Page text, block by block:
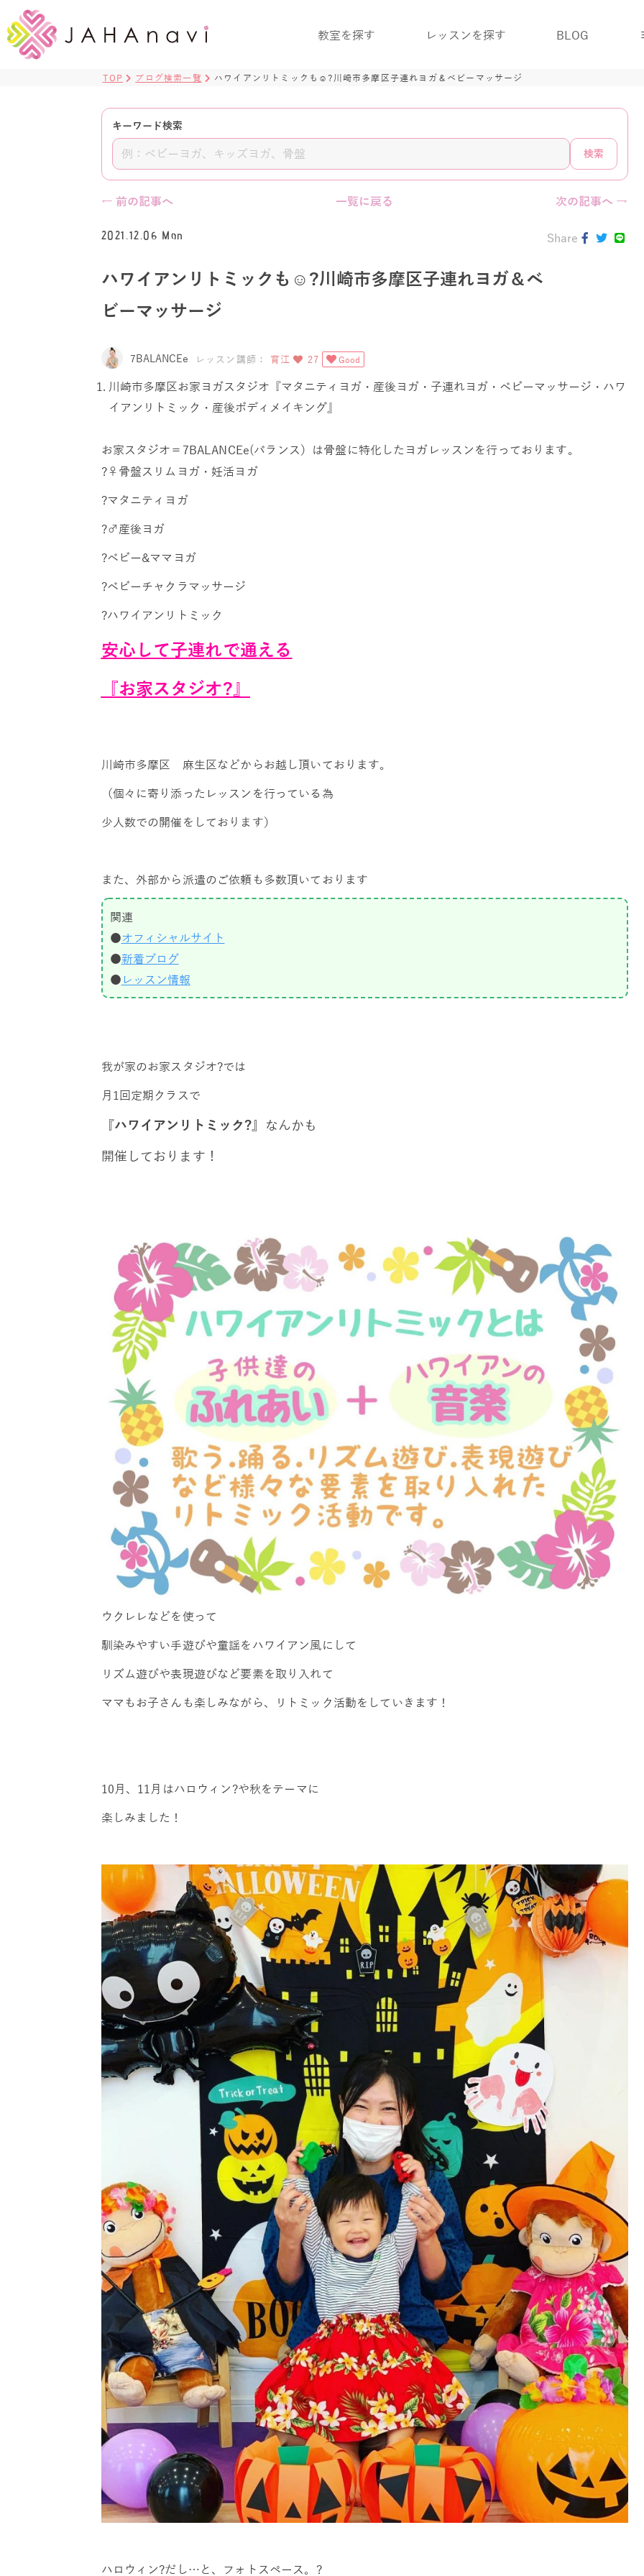
教室を探す レッスンを探す BLOG
TOP ブログ検索一覧 ハワイアンリトミックも☺️?川崎市多摩区子連れヨガ＆ベビーマッサージ
キーワード検索
検索
← 前の記事へ 一覧に戻る 次の記事へ →
2021.12.06 Mon
ハワイアンリトミックも☺️?川崎市多摩区子連れヨガ＆ベ
ビーマッサージ
7BALANCEe レッスン講師： 育江 27 Good
Share
川崎市多摩区お家ヨガスタジオ『マタニティヨガ・産後ヨガ・子連れヨガ・ベビーマッサージ・ハワ
イアンリトミック・産後ボディメイキング』
お家スタジオ＝7BALANCEe(バランス）は骨盤に特化したヨガレッスンを行っております。
?‍♀️骨盤スリムヨガ・妊活ヨガ
?マタニティヨガ
?‍♂️産後ヨガ
?ベビー&ママヨガ
?ベビーチャクラマッサージ
?ハワイアンリトミック
安心して子連れで通える
『お家スタジオ?』
川崎市多摩区 麻生区などからお越し頂いております。
（個々に寄り添ったレッスンを行っている為
少人数での開催をしております）
また、外部から派遣のご依頼も多数頂いております
関連
●オフィシャルサイト
●新着ブログ
●レッスン情報
我が家のお家スタジオ?では
月1回定期クラスで
『ハワイアンリトミック?』 なんかも
開催しております！
ウクレレなどを使って
馴染みやすい手遊びや童謡をハワイアン風にして
リズム遊びや表現遊びなど要素を取り入れて
ママもお子さんも楽しみながら、リトミック活動をしていきます！
10月、11月はハロウィン?や秋をテーマに
楽しみました！
ハロウィン?だし…と、フォトスペース。?